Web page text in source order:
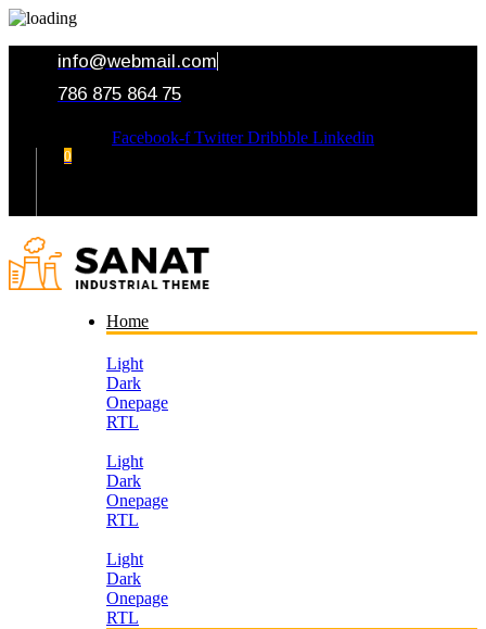
info@webmail.com
786 875 864 75
Facebook-f Twitter Dribbble Linkedin
0
Home
Light
Dark
Onepage
RTL
Light
Dark
Onepage
RTL
Light
Dark
Onepage
RTL